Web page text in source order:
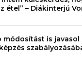
étel” – Diákinterjú
módosítást is javasol